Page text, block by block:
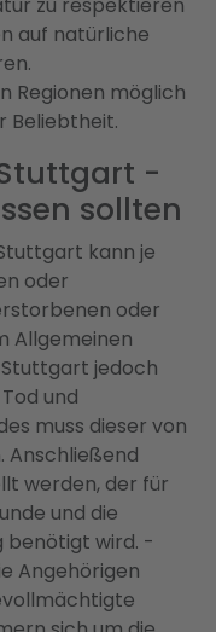
auf natürliche
Regionen möglich
Beliebtheit.
-
sollten
kann je
oder
oder
Allgemeinen
jedoch
und
muss dieser von
Anschließend
werden, der für
und die
benötigt wird. -
Angehörigen